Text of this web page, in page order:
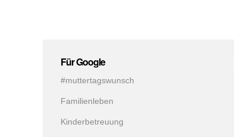
Für Google
#muttertagswunsch
Familienleben
Kinderbetreuung